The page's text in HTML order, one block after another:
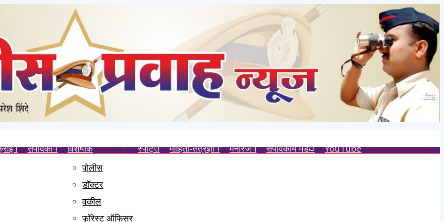
संपादकीय
विशेषांक
पोलीस
डॉक्टर
वकील
फ़ॉरेस्ट ऑफिसर
स्पोर्ट्स माहिती-तंत्रज्ञान मनोरंजन संपादकीय मंडळ YouTube
भेट; समाजसेवक संतोष खाडे व उद्योजक रामनारायण मिश्रा यांचे विशेष सहकार्य.
प्रमुखपदाची जबाबदारी
गुन्हा दाखल करा- मेजर किरण ढेरे